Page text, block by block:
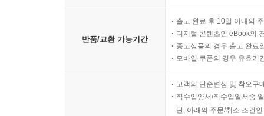
반품/교환 가능기간
출고 완료 후 10일 이내의
디지털 콘텐츠인 eBook의
중고상품의 경우 출고 완료
모바일 쿠폰의 경우 유효기
고객의 단순변심 및 착오구
직수입양서/직수입일서중
단, 아래의 주문/취소 조건